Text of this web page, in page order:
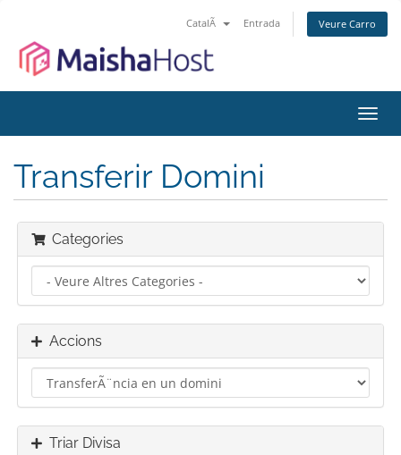
CatalÃ Entrada Veure Carro
la
Transferir Domini
Categories
Accions
Triar Divisa